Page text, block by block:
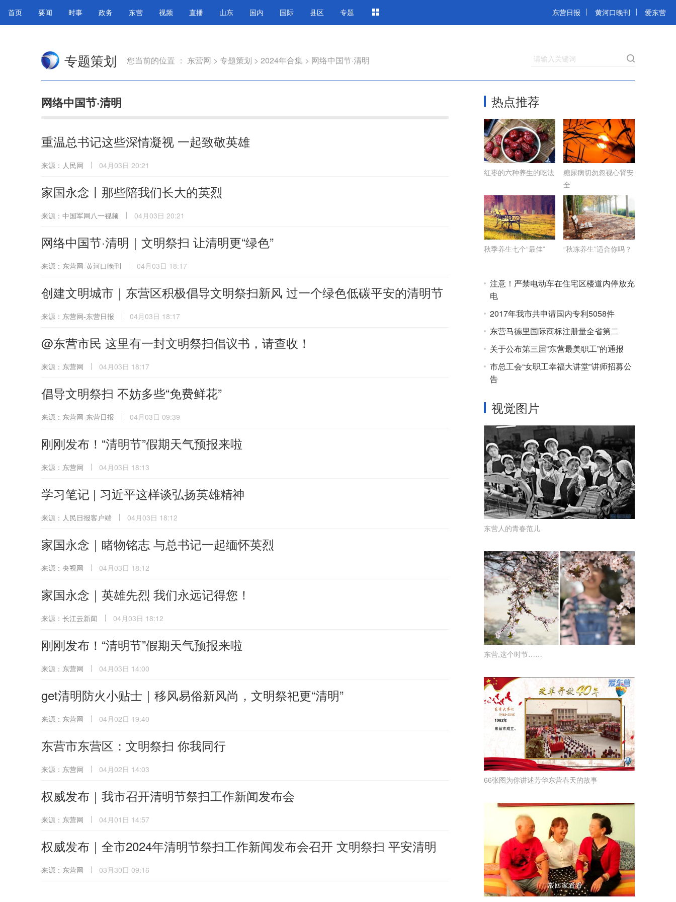
首页 要闻 时事 政务 东营 视频 直播 山东 国内 国际 县区 专题 东营日报 黄河口晚刊 爱东营
专题策划 您当前的位置 ： 东营网 > 专题策划 > 2024年合集 > 网络中国节·清明 请输入关键词
网络中国节·清明
重温总书记这些深情凝视 一起致敬英雄
来源：人民网 04月03日 20:21
家国永念丨那些陪我们长大的英烈
来源：中国军网八一视频 04月03日 20:21
网络中国节·清明｜文明祭扫 让清明更“绿色”
来源：东营网-黄河口晚刊 04月03日 18:17
创建文明城市｜东营区积极倡导文明祭扫新风 过一个绿色低碳平安的清明节
来源：东营网-东营日报 04月03日 18:17
@东营市民 这里有一封文明祭扫倡议书，请查收！
来源：东营网 04月03日 18:17
倡导文明祭扫 不妨多些“免费鲜花”
来源：东营网-东营日报 04月03日 09:39
刚刚发布！“清明节”假期天气预报来啦
来源：东营网 04月03日 18:13
学习笔记 | 习近平这样谈弘扬英雄精神
来源：人民日报客户端 04月03日 18:12
家国永念｜睹物铭志 与总书记一起缅怀英烈
来源：央视网 04月03日 18:12
家国永念｜英雄先烈 我们永远记得您！
来源：长江云新闻 04月03日 18:12
刚刚发布！“清明节”假期天气预报来啦
来源：东营网 04月03日 14:00
get清明防火小贴士｜移风易俗新风尚，文明祭祀更“清明”
来源：东营网 04月02日 19:40
东营市东营区：文明祭扫 你我同行
来源：东营网 04月02日 14:03
权威发布｜我市召开清明节祭扫工作新闻发布会
来源：东营网 04月01日 14:57
权威发布｜全市2024年清明节祭扫工作新闻发布会召开 文明祭扫 平安清明
来源：东营网 03月30日 09:16
热点推荐
红枣的六种养生的吃法
糖尿病切勿忽视心肾安
全
秋季养生七个“最佳” “秋冻养生”适合你吗？
注意！严禁电动车在住宅区楼道内停放充
电
2017年我市共申请国内专利5058件
东营马德里国际商标注册量全省第二
关于公布第三届“东营最美职工”的通报
市总工会“女职工幸福大讲堂”讲师招募公
告
视觉图片
东营人的青春范儿
东营,这个时节……
66张图为你讲述芳华东营春天的故事